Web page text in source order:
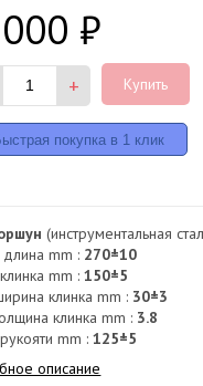
₽
+ Купить
(инструментальная
mm : 270±10
mm :150±5
клинка mm : 30±3
клинка mm : 3.8
mm :125±5
описание